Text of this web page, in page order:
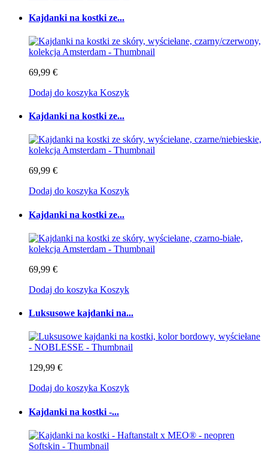
Kajdanki na kostki ze...
69,99 €
Dodaj do koszyka Koszyk
Kajdanki na kostki ze...
69,99 €
Dodaj do koszyka Koszyk
Kajdanki na kostki ze...
69,99 €
Dodaj do koszyka Koszyk
Luksusowe kajdanki na...
129,99 €
Dodaj do koszyka Koszyk
Kajdanki na kostki -...